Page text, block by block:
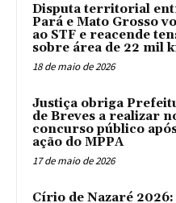
Disputa territorial
Pará e Mato Grosso
ao STF e reacende
sobre área de 22 mil
18 de maio de 2026
Justiça obriga
de Breves a realizar
concurso público
ação do MPPA
17 de maio de 2026
Círio de Nazaré 2026: